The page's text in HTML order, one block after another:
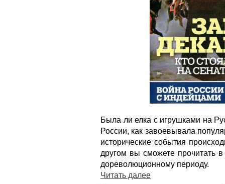
Была ли елка с игрушками на
России, как завоевывала
исторические события
другом вы сможете прочитать
дореволюционному периоду.
Читать далее